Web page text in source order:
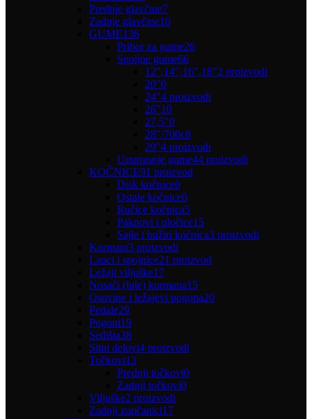
Prednje glavčine7
Zadnje glavčine10
GUME136
Pribor za gume26
Spoljne gume66
12",14",16",18"2 proizvodi
20"0
24"4 proizvodi
26"10
27,5"0
28"/700c8
29"4 proizvodi
Unutrasnje gume44 proizvodi
KOČNICE91 proizvod
Disk kočnice0
Ostale kočnice0
Ručice kočnica5
Paknovi i pločice15
Sajle i bužiri kočnica3 proizvodi
Kormani3 proizvodi
Lanci i spojnice21 proizvod
Ležaji viljuške17
Nosači (lule) kormana15
Osovine i ležajevi pogona20
Pedale29
Pogoni19
Sedišta38
Sitni delovi4 proizvodi
Točkovi13
Prednji točkovi0
Zadnji točkovi0
Viljuške2 proizvodi
Zadnji zupčanici17